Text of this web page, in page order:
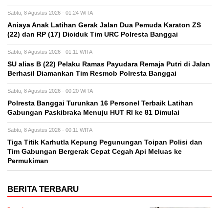
Sabtu, 8 Agustus 2026 - 01:24 WITA
Aniaya Anak Latihan Gerak Jalan Dua Pemuda Karaton ZS
(22) dan RP (17) Diciduk Tim URC Polresta Banggai
Sabtu, 8 Agustus 2026 - 01:11 WITA
SU alias B (22) Pelaku Ramas Payudara Remaja Putri di Jalan
Berhasil Diamankan Tim Resmob Polresta Banggai
Sabtu, 8 Agustus 2026 - 00:20 WITA
Polresta Banggai Turunkan 16 Personel Terbaik Latihan
Gabungan Paskibraka Menuju HUT RI ke 81 Dimulai
Sabtu, 8 Agustus 2026 - 00:11 WITA
Tiga Titik Karhutla Kepung Pegunungan Toipan Polisi dan
Tim Gabungan Bergerak Cepat Cegah Api Meluas ke
Permukiman
BERITA TERBARU